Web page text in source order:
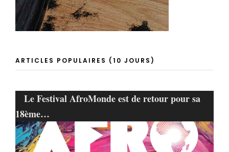
ARTICLES POPULAIRES (10 JOURS)
Le Festival AfroMonde est de retour pour sa
18ème…